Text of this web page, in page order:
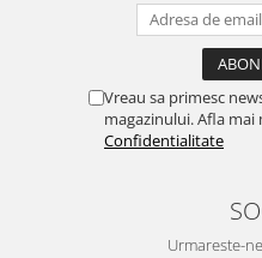
Vreau sa primesc
magazinului. Afla mai
Confidentialitate
Urmareste-